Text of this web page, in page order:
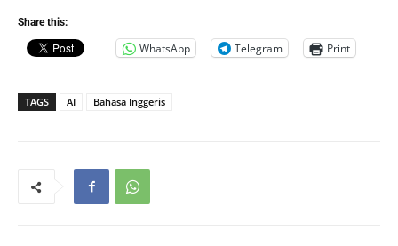
Share this:
WhatsApp Telegram Print
TAGS AI Bahasa Inggeris